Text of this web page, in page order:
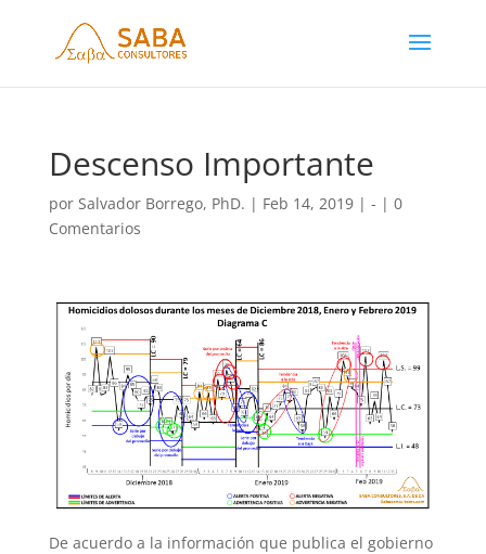
Descenso Importante
por Salvador Borrego, PhD. | Feb 14, 2019| - | 0
Comentarios
De acuerdo a la información que publica el gobierno